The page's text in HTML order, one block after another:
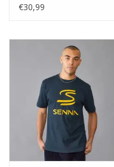
€30,99